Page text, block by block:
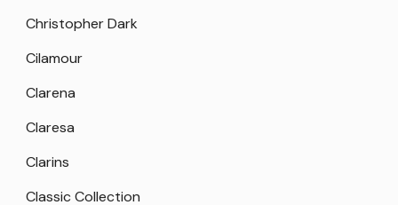
Christopher Dark
Cilamour
Clarena
Claresa
Clarins
Classic Collection